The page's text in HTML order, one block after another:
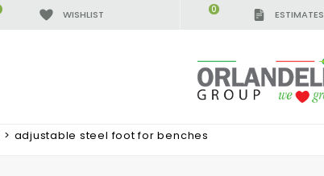
WISHLIST ESTIMATES
0
> adjustable steel foot for benches